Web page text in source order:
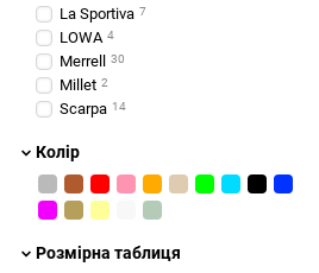
La Sportiva 7
LOWA 4
Merrell 30
Millet 2
Scarpa 14
Salomon
Teva 4
Zamberlan 3
Колір
Розмірна таблиця